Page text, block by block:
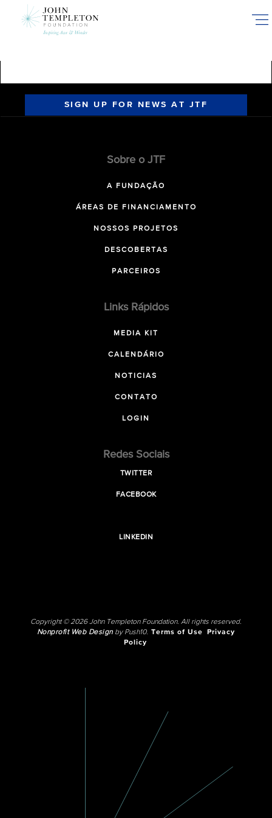
SIGN UP FOR NEWS AT JTF
Sobre o JTF
A FUNDAÇÃO
ÁREAS DE FINANCIAMENTO
NOSSOS PROJETOS
DESCOBERTAS
PARCEIROS
Links Rápidos
MEDIA KIT
CALENDÁRIO
NOTICIAS
CONTATO
LOGIN
Redes Sociais
TWITTER
FACEBOOK
LINKEDIN
Copyright © 2026 John Templeton Foundation. All rights reserved.
Nonprofit Web Designby Push10. Terms of Use
Privacy
Policy